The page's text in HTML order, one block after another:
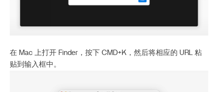
在 Mac 上打开 Finder，按下 CMD+K，然后将相应的 URL 粘
贴到输入框中。